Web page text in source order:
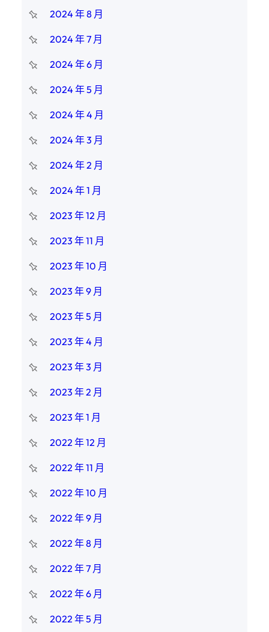
2024 年 8 月
2024 年 7 月
2024 年 6 月
2024 年 5 月
2024 年 4 月
2024 年 3 月
2024 年 2 月
2024 年 1 月
2023 年 12 月
2023 年 11 月
2023 年 10 月
2023 年 9 月
2023 年 5 月
2023 年 4 月
2023 年 3 月
2023 年 2 月
2023 年 1 月
2022 年 12 月
2022 年 11 月
2022 年 10 月
2022 年 9 月
2022 年 8 月
2022 年 7 月
2022 年 6 月
2022 年 5 月